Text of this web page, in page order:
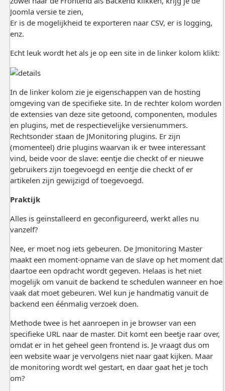
Joomla versie te zien,
Er is de mogelijkheid te exporteren naar CSV, er is logging,
enz.
Echt leuk wordt het als je op een site in de linker kolom klikt:
In de linker kolom zie je eigenschappen van de hosting
omgeving van de specifieke site. In de rechter kolom worden
de extensies van deze site getoond, componenten, modules
en plugins, met de respectievelijke versienummers.
Rechtsonder staan de JMonitoring plugins. Er zijn
(momenteel) drie plugins waarvan ik er twee interessant
vind, beide voor de slave: eentje die checkt of er nieuwe
gebruikers zijn toegevoegd en eentje die checkt of er
artikelen zijn gewijzigd of toegevoegd.
Praktijk
Alles is geïnstalleerd en geconfigureerd, werkt alles nu
vanzelf?
Nee, er moet nog iets gebeuren. De Jmonitoring Master
maakt een moment-opname van de slave op het moment dat
daartoe een opdracht wordt gegeven. Helaas is het niet
mogelijk om vanuit de backend te schedulen wanneer en hoe
vaak dat moet gebeuren. Wel kun je handmatig vanuit de
backend een éénmalig verzoek doen.
Methode twee is het aanroepen in je browser van een
specifieke URL naar de master. Dit komt een beetje raar over,
omdat er in het geheel geen frontend is. Je vraagt dus om
een website waar je vervolgens niet naar gaat kijken. Maar
de monitoring wordt wel gestart, en daar gaat het je toch
om?